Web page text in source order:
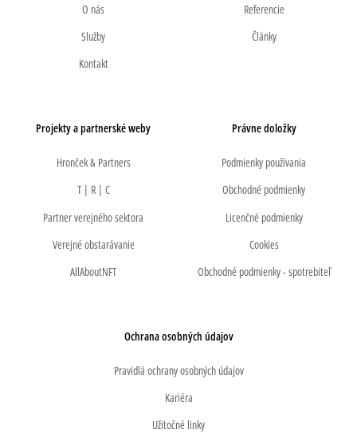
O nás
Služby
Kontakt
Referencie
Články
Projekty a partnerské weby
Hronček & Partners
T | R | C
Partner verejného sektora
Verejné obstarávanie
AllAboutNFT
Právne doložky
Podmienky používania
Obchodné podmienky
Licenčné podmienky
Cookies
Obchodné podmienky - spotrebiteľ
Ochrana osobných údajov
Pravidlá ochrany osobných údajov
Kariéra
Užitočné linky